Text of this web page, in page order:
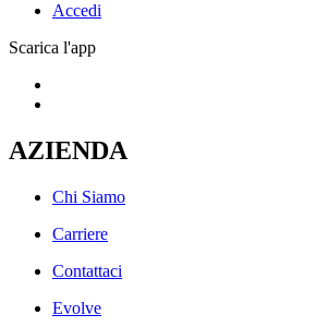
Accedi
Scarica l'app
AZIENDA
Chi Siamo
Carriere
Contattaci
Evolve